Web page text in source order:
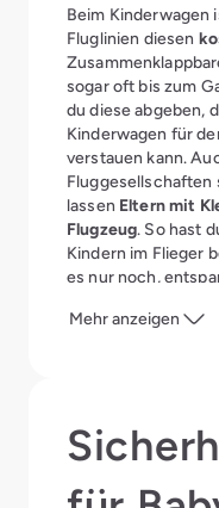
Beim Kinderwagen
Fluglinien diesen
sogar oft bis zum
du diese abgeben,
Kinderwagen für
verstauen kann.
Fluggesellschaften
lassen Eltern mit
Flugzeug. So hast
Kindern im Flieger
es nur noch,
Mehr anzeigen